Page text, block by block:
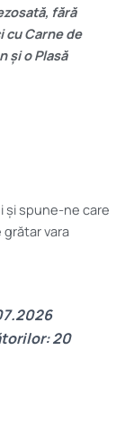
fără
cu Carne de
și o Plasă
și spune-ne care
vara
20